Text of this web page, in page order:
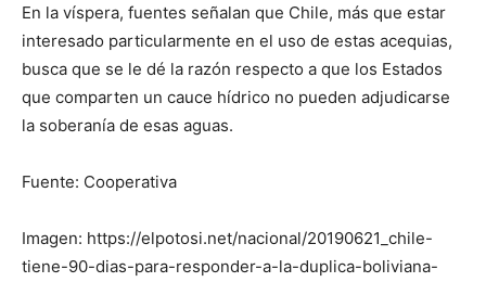
En la víspera, fuentes señalan que Chile, más que estar
interesado particularmente en el uso de estas acequias,
busca que se le dé la razón respecto a que los Estados
que comparten un cauce hídrico no pueden adjudicarse
la soberanía de esas aguas.
Fuente: Cooperativa
Imagen: https://elpotosi.net/nacional/20190621_chile-
tiene-90-dias-para-responder-a-la-duplica-boliviana-